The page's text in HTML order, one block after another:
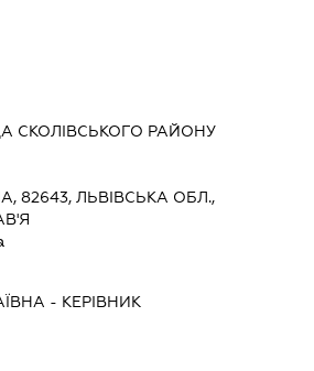
СКОЛІВСЬКОГО РАЙОНУ
82643, ЛЬВІВСЬКА ОБЛ.,
- КЕРІВНИК